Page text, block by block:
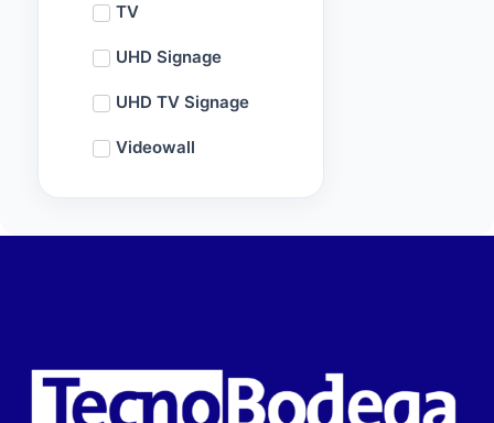
TV
UHD Signage
UHD TV Signage
Videowall